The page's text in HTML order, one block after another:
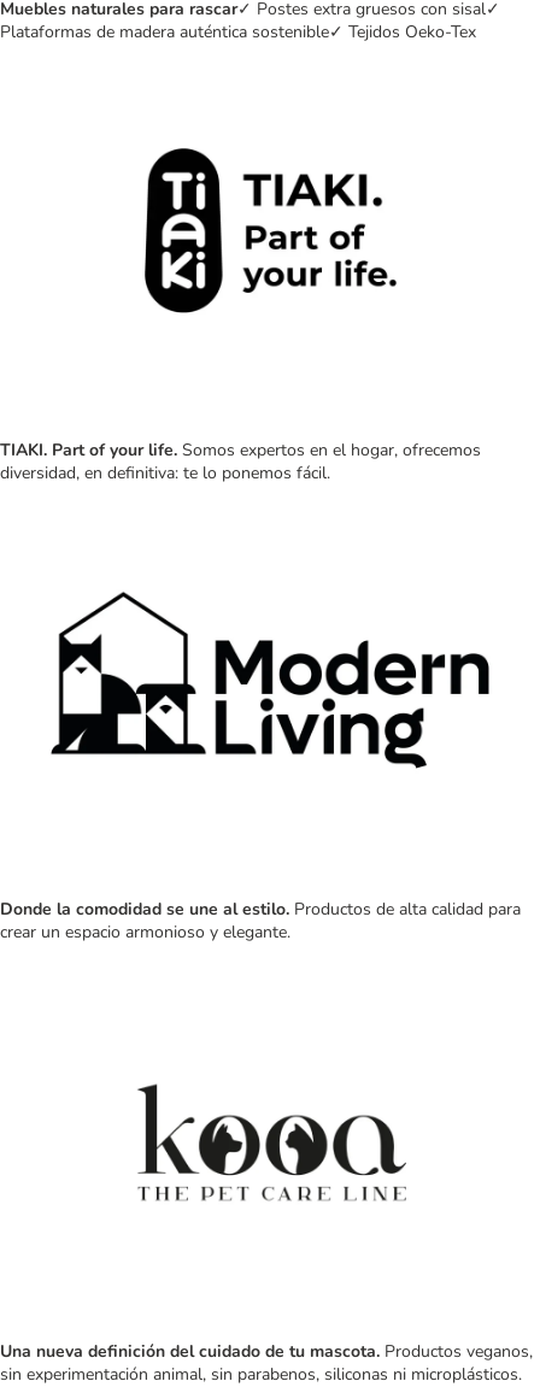
Muebles naturales para rascar✓ Postes extra gruesos con sisal✓
Plataformas de madera auténtica sostenible✓ Tejidos Oeko-Tex
TIAKI. Part of your life. Somos expertos en el hogar, ofrecemos
diversidad, en definitiva: te lo ponemos fácil.
Donde la comodidad se une al estilo. Productos de alta calidad para
crear un espacio armonioso y elegante.
Una nueva definición del cuidado de tu mascota. Productos veganos,
sin experimentación animal, sin parabenos, siliconas ni microplásticos.